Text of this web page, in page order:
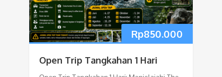
Rp850.000
Open Trip Tangkahan 1 Hari